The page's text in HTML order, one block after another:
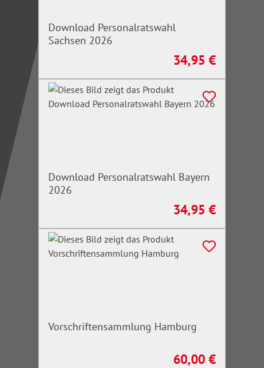
Download Personalratswahl
Sachsen 2026
Regulärer Preis:
34,95 €
Download Personalratswahl Bayern
2026
Regulärer Preis:
34,95 €
Vorschriftensammlung Hamburg
Regulärer Preis:
60,00 €